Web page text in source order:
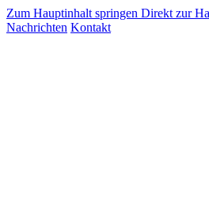
Zum Hauptinhalt springen Direkt zur
Nachrichten Kontakt